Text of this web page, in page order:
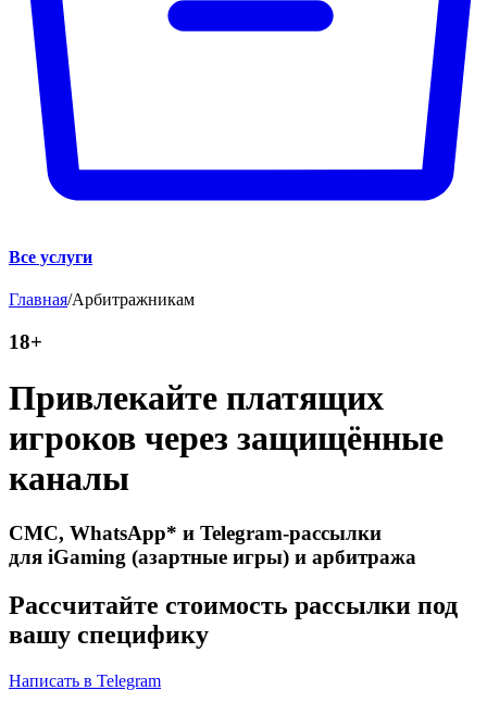
Все услуги
Главная/Арбитражникам
18+
Привлекайте платящих
игроков через защищённые
каналы
СМС, WhatsApp* и Telegram-рассылки
для iGaming (азартные игры) и арбитража
Рассчитайте стоимость рассылки под
вашу специфику
Написать в Telegram